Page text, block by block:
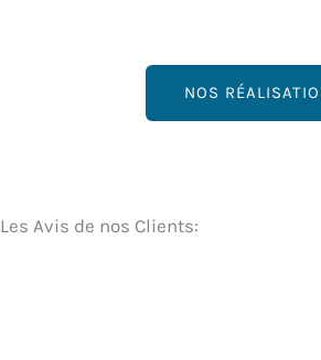
NOS
Les Avis de nos Clients: